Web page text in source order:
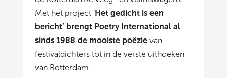
Met het project ‘Het gedicht is een
bericht’ brengt Poetry International al
sinds 1988 de mooiste poëzie van
festivaldichters tot in de verste uithoeken
van Rotterdam.